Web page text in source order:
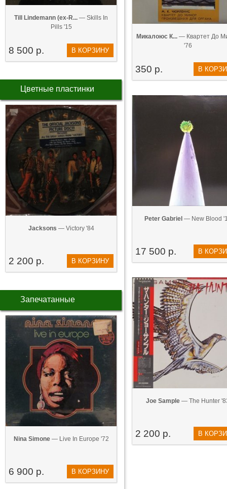
Till Lindemann (ex-R... — Skills In
Pills '15
8 500 р. В КОРЗИНУ
Цветные пластинки
Jacksons — Victory '84
2 200 р. В КОРЗИНУ
Запечатанные
Nina Simone— Live In Europe '72
6 900 р. В КОРЗИНУ
Микалоюс К...— Квартет До
'76
350 р. В
Peter Gabriel — New Blood
17 500 р. В
Joe Sample — The Hunter
2 200 р. В